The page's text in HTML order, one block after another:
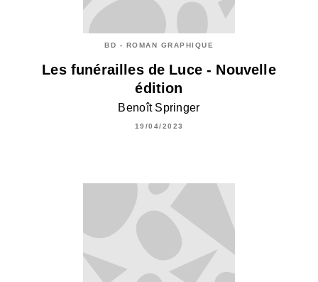
BD - ROMAN GRAPHIQUE
Les funérailles de Luce - Nouvelle
édition
Benoît Springer
19/04/2023